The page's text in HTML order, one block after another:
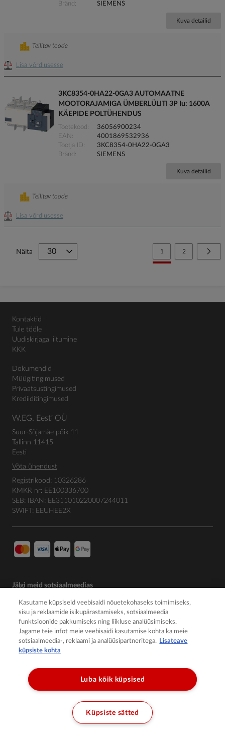
Bränd
SIEMENS
Kuva detailid
Lisa võrdlusesse
Tellitav toode
3KC8354-0HA22-0GA3 AUTOMAATNE
MOOTORAJAMIGA ÜMBERLÜLITI 3P Iu: 1600A
KÄEPIDE POLTÜHENDUS
Tootekood
36056900234
EAN
4001869532936
Tootja ID
3KC8354-0HA22-0GA3
Bränd
SIEMENS
Kuva detailid
Lisa võrdlusesse
Tellitav toode
PageYou're currently reading
1 Page
2
Näita
Kontaktid
Tule tööle
Uudiskirjaga liitumine
KKK
Dokumendid
Müügitingimused
Privaatsustingimused
Krediiditingimused
W.EG. Eesti OÜ
Suur-Sõjamäe põik 11
Tallinn 11415
Eesti
Võta ühendust
Registrikood: 10326286
KMKR nr: EE100336700
SEB: IBAN: EE311010220007244011
SWIFT: EEUHEE2X
Jälgi meid sotsiaalmeedias
Kasutame küpsiseid veebisaidi nõuetekohaseks toimimiseks,
sisu ja reklaamide isikupärastamiseks, sotsiaalmeedia
funktsioonide pakkumiseks ning liikluse analüüsimiseks.
Jagame teie infot meie veebisaidi kasutamise kohta ka meie
sotsiaalmeedia-, reklaami ja analüüsipartneritega. Lisateave
küpsiste kohta
Luba kõik küpsised
Küpsiste sätted